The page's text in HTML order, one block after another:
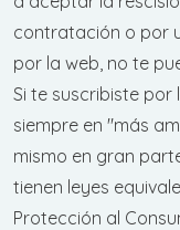
contratación o por
por la web, no te
Si te suscribiste por
siempre en "más
mismo en gran
tienen leyes
Protección al